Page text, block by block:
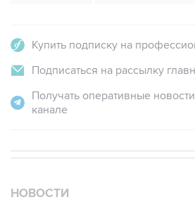
Купить подписку на
Подписаться на рассылку
Получать оперативные
канале
НОВОСТИ